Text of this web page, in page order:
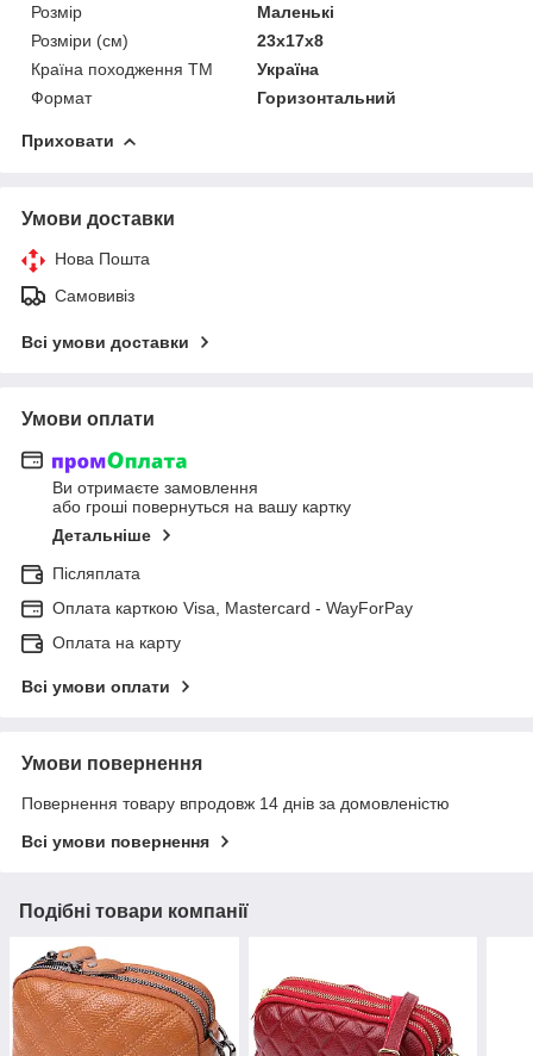
Розмір
Маленькі
Розміри (см)
23х17х8
Країна походження ТМ
Україна
Формат
Горизонтальний
Приховати
Умови доставки
Нова Пошта
Самовивіз
Всі умови доставки
Умови оплати
Ви отримаєте замовлення
або гроші повернуться на вашу картку
Детальніше
Післяплата
Оплата карткою Visa, Mastercard - WayForPay
Оплата на карту
Всі умови оплати
Умови повернення
Повернення товару впродовж 14 днів за домовленістю
Всі умови повернення
Подібні товари компанії